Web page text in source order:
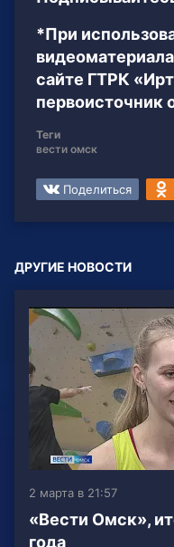
*При
сайте ГТРК
первоисточник
Теги
вести омск
Поделиться
ДРУГИЕ НОВОСТИ
2 марта в 21:57
«Вести Омск»,
года